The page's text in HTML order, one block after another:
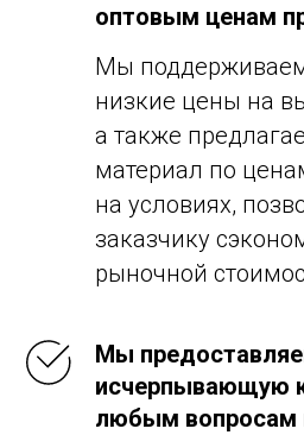
оптовым ценам
Мы
низкие цены на
а также
материал по
на условиях,
заказчику
рыночной
Мы
исчерпывающую
любым вопросам